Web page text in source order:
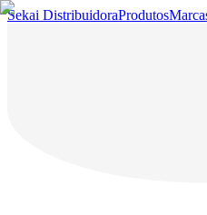
Sekai DistribuidoraProdutos